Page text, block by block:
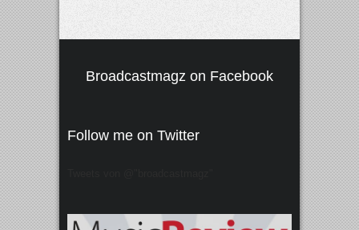
Broadcastmagz on Facebook
Follow me on Twitter